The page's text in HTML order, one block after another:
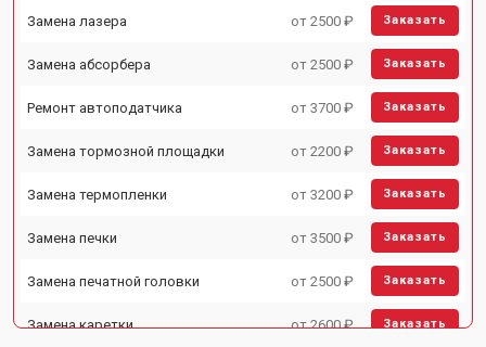
Замена лазера от 2500 ₽ Заказать
Замена абсорбера от 2500 ₽ Заказать
Ремонт автоподатчика от 3700 ₽ Заказать
Замена тормозной площадки от 2200 ₽ Заказать
Замена термопленки от 3200 ₽ Заказать
Замена печки от 3500 ₽ Заказать
Замена печатной головки от 2500 ₽ Заказать
Замена каретки от 2600 ₽ Заказать